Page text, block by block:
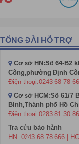
TỔNG ĐÀI HỖ TRỢ
Cơ sở HN:Số 64-B2
Công,phường Định
Điện thoại:0243 68 78
Cơ sở HCM:Số 61/7
Bình,Thành phố Hồ
Điện thoại:0283 81 30
Tra cứu bảo hành
HN: 0243 68 78 666 |